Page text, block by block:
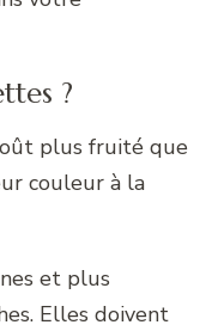
?
plus fruité que
couleur à la
et plus
Elles doivent